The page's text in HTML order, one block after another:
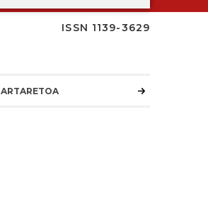
ISSN 1139-3629
ARTARETOA